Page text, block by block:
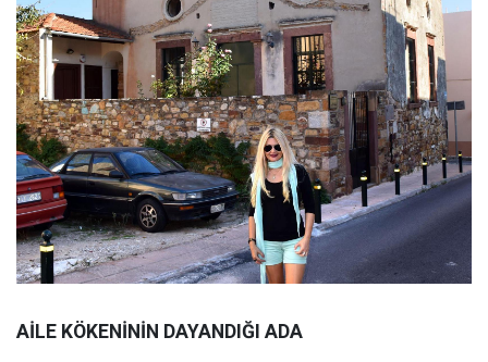
AİLE KÖKENİNİN DAYANDIĞI ADA